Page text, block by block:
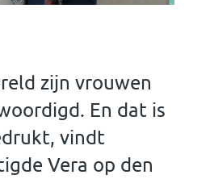
zijn vrouwen
En dat is
vindt
Vera op den